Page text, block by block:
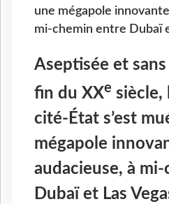
une mégapole
mi-chemin entre Dubaï
Aseptisée et sans
fin du XXe siècle,
cité-État s’est
mégapole
audacieuse, à
Dubaï et Las